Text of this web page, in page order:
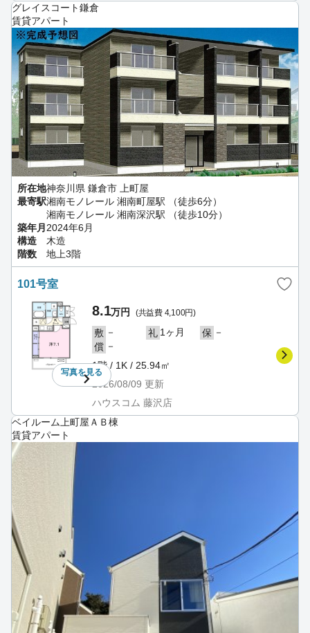
グレイスコート鎌倉
賃貸アパート
所在地神奈川県 鎌倉市 上町屋
最寄駅湘南モノレール 湘南町屋駅 （徒歩6分）
湘南モノレール 湘南深沢駅 （徒歩10分）
築年月 2024年6月
構造
木造
階数
地上3階
101号室
写真を見る
8.1万円 (共益費 4,100円)
敷 － 礼 1ヶ月 保 －
償 －
1階 / 1K / 25.94㎡
2026/08/09 更新
ハウスコム 藤沢店
ベイルーム上町屋ＡＢ棟
賃貸アパート